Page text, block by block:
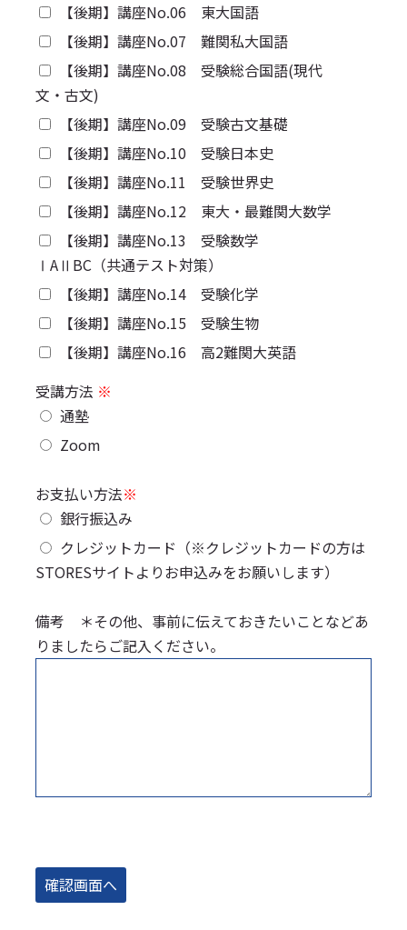
【後期】講座No.06 東大国語
【後期】講座No.07 難関私大国語
【後期】講座No.08 受験総合国語(現代
文・古文)
【後期】講座No.09 受験古文基礎
【後期】講座No.10 受験日本史
【後期】講座No.11 受験世界史
【後期】講座No.12 東大・最難関大数学
【後期】講座No.13 受験数学
ⅠAⅡBC（共通テスト対策）
【後期】講座No.14 受験化学
【後期】講座No.15 受験生物
【後期】講座No.16 高2難関大英語
受講方法 ※
通塾
Zoom
お支払い方法※
銀行振込み
クレジットカード（※クレジットカードの方は
STORESサイトよりお申込みをお願いします）
備考 ＊その他、事前に伝えておきたいことなどあ
りましたらご記入ください。